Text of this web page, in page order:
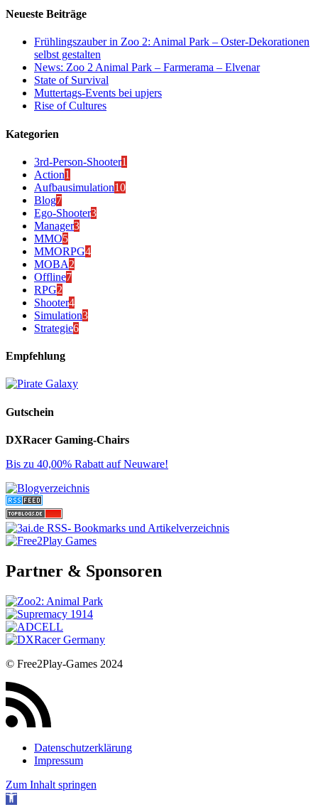
Neueste Beiträge
Frühlingszauber in Zoo 2: Animal Park – Oster-Dekorationen
selbst gestalten
News: Zoo 2 Animal Park – Farmerama – Elvenar
State of Survival
Muttertags-Events bei upjers
Rise of Cultures
Kategorien
3rd-Person-Shooter1
Action1
Aufbausimulation10
Blog7
Ego-Shooter3
Manager3
MMO5
MMORPG4
MOBA2
Offline7
RPG2
Shooter4
Simulation3
Strategie6
Empfehlung
Gutschein
DXRacer Gaming-Chairs
Bis zu 40,00% Rabatt auf Neuware!
Partner & Sponsoren
© Free2Play-Games 2024
Datenschutzerklärung
Impressum
Zum Inhalt springen
Werkzeugleiste öffnen